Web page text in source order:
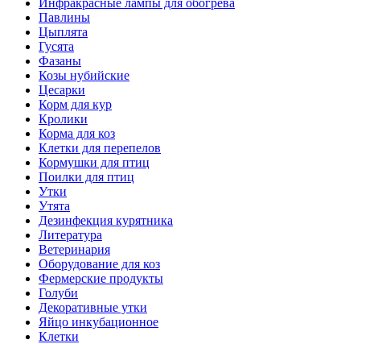
Инфракрасные лампы для обогрева
Павлины
Цыплята
Гусята
Фазаны
Козы нубийские
Цесарки
Корм для кур
Кролики
Корма для коз
Клетки для перепелов
Кормушки для птиц
Поилки для птиц
Утки
Утята
Дезинфекция курятника
Литература
Ветеринария
Оборудование для коз
Фермерские продукты
Голуби
Декоративные утки
Яйцо инкубационное
Клетки